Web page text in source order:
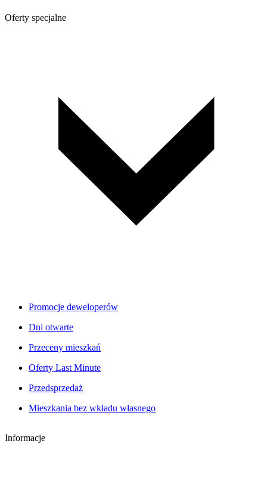
Oferty specjalne
Promocje deweloperów
Dni otwarte
Przeceny mieszkań
Oferty Last Minute
Przedsprzedaż
Mieszkania bez wkładu własnego
Informacje